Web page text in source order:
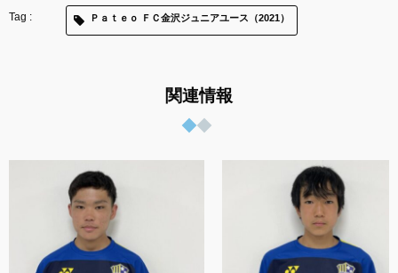
Ｐａｔｅｏ ＦＣ金沢ジュニアユース（2021）
関連情報